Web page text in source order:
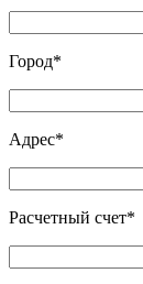
Город*
Адрес*
Расчетный счет*